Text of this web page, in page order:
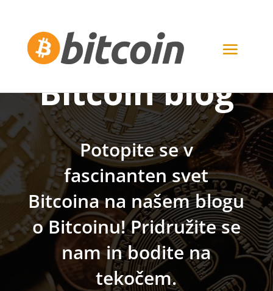
Bitcoin blog
Potopite se v
fascinanten svet
Bitcoina na našem blogu
o Bitcoinu! Pridružite se
nam in bodite na
tekočem.